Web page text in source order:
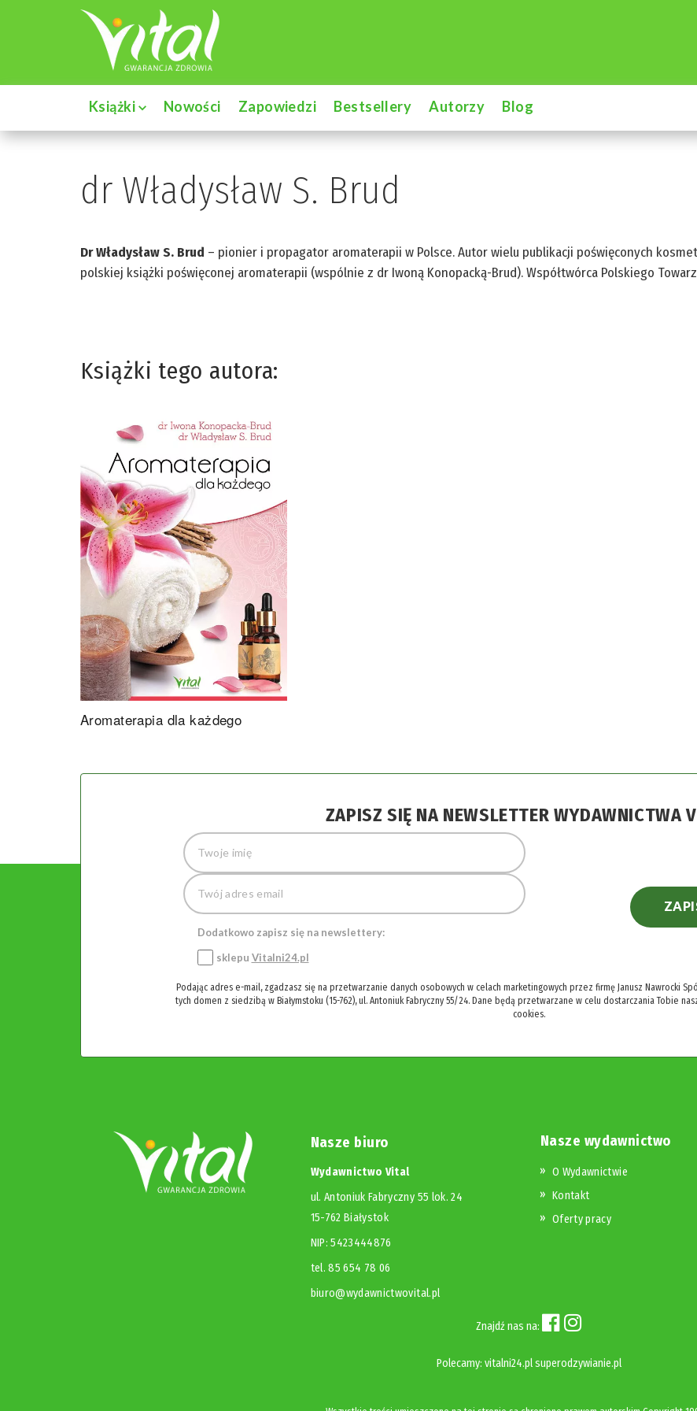
Książki Nowości Zapowiedzi Bestsellery Autorzy Blog
dr Władysław S. Brud
Dr Władysław S. Brud – pionier i propagator aromaterapii w Polsce. Autor wielu publikacji poświęconych
polskiej książki poświęconej aromaterapii (wspólnie z dr Iwoną Konopacką-Brud). Współtwórca Polskiego
Książki tego autora:
Aromaterapia dla każdego
ZAPISZ SIĘ NA NEWSLETTER WYDAWNICTWA
Dodatkowo zapisz się na newslettery:
sklepu Vitalni24.pl
Podając adres e-mail, zgadzasz się na przetwarzanie danych osobowych w celach marketingowych przez firmę Janusz Nawrocki
tych domen z siedzibą w Białymstoku (15-762), ul. Antoniuk Fabryczny 55/24. Dane będą przetwarzane w celu dostarczania Tobie
cookies.
Nasze biuro
Wydawnictwo Vital
ul. Antoniuk Fabryczny 55 lok. 24
15-762 Białystok
NIP: 5423444876
tel. 85 654 78 06
biuro@wydawnictwovital.pl
Nasze wydawnictwo
O Wydawnictwie
Kontakt
Oferty pracy
Znajdź nas na:
Polecamy: vitalni24.pl superodzywianie.pl